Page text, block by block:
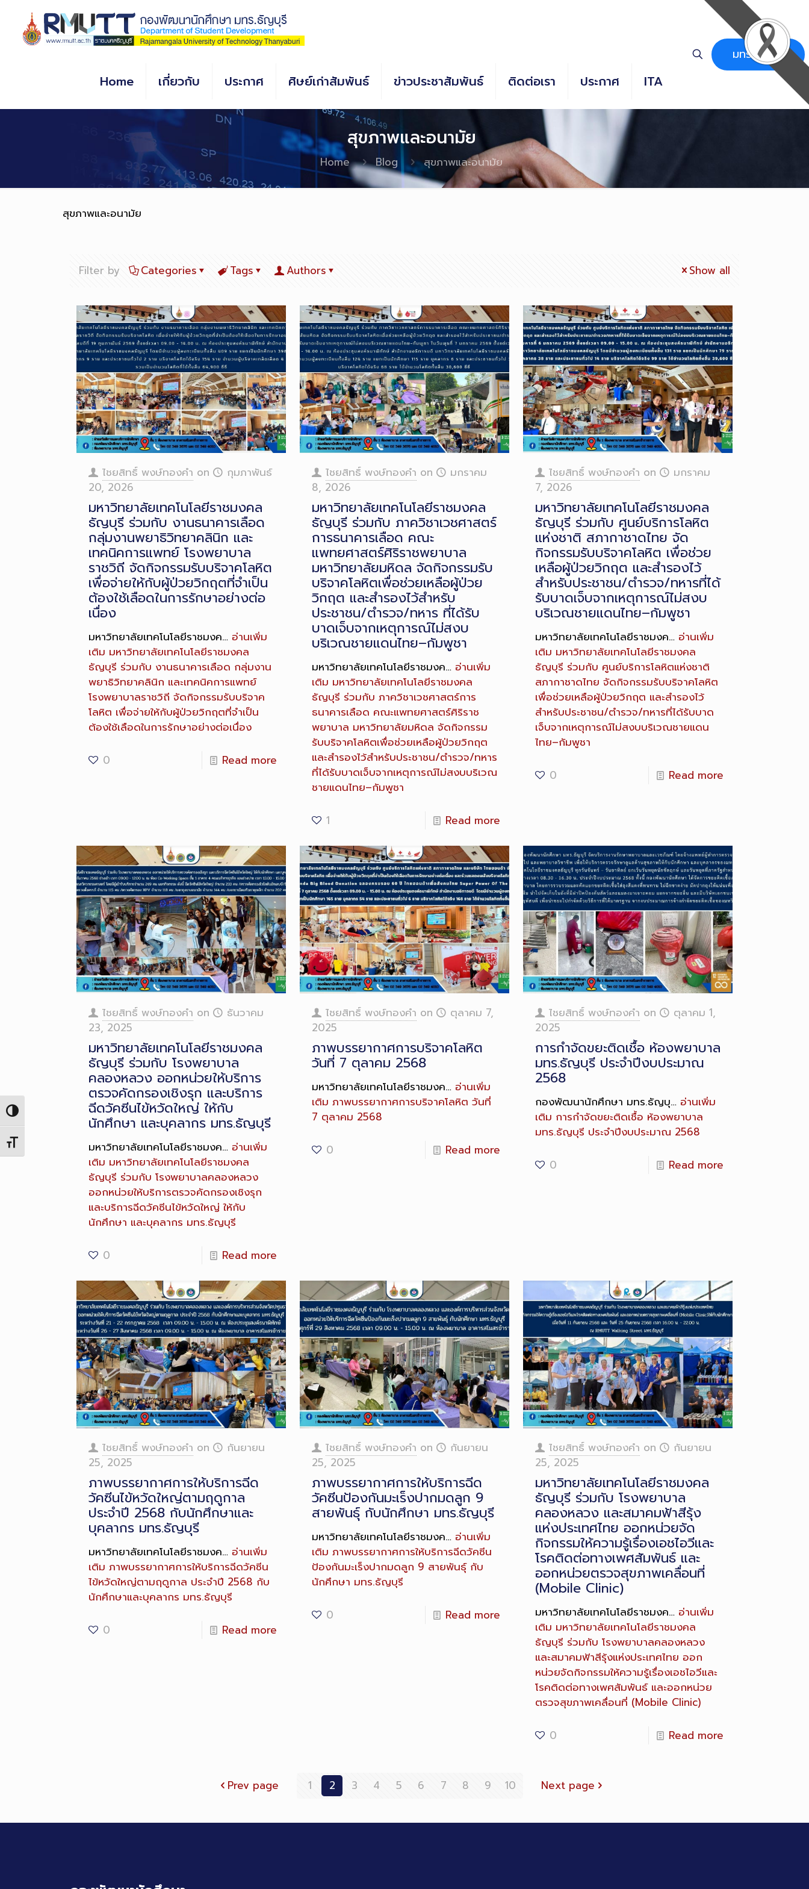
Content
Toggle High Contrast
Toggle Font size
Home เกี่ยวกับ ประกาศ ศิษย์เก่าสัมพันธ์ ข่าวประชาสัมพันธ์ ติดต่อเรา ประกาศ ITA
มทร.ธัญบุรี
สุขภาพและอนามัย
Home Blog สุขภาพและอนามัย
สุขภาพและอนามัย
Filter by Categories Tags Authors Show all
ไชยสิทธิ์ พงษ์ทองคำ on
กุมภาพันธ์
20, 2026
มหาวิทยาลัยเทคโนโลยีราชมงคล
ธัญบุรี ร่วมกับ งานธนาคารเลือด
กลุ่มงานพยาธิวิทยาคลินิก และ
เทคนิคการแพทย์ โรงพยาบาล
ราชวิถี จัดกิจกรรมรับบริจาคโลหิต
เพื่อจ่ายให้กับผู้ป่วยวิกฤตที่จำเป็น
ต้องใช้เลือดในการรักษาอย่างต่อ
เนื่อง
มหาวิทยาลัยเทคโนโลยีราชมงค… อ่านเพิ่ม
เติม มหาวิทยาลัยเทคโนโลยีราชมงคล
ธัญบุรี ร่วมกับ งานธนาคารเลือด กลุ่มงาน
พยาธิวิทยาคลินิก และเทคนิคการแพทย์
โรงพยาบาลราชวิถี จัดกิจกรรมรับบริจาค
โลหิต เพื่อจ่ายให้กับผู้ป่วยวิกฤตที่จำเป็น
ต้องใช้เลือดในการรักษาอย่างต่อเนื่อง
0 Read more
ไชยสิทธิ์ พงษ์ทองคำ on
มกราคม
8, 2026
มหาวิทยาลัยเทคโนโลยีราชมงคล
ธัญบุรี ร่วมกับ ภาควิชาเวชศาสตร์
การธนาคารเลือด คณะ
แพทยศาสตร์ศิริราชพยาบาล
มหาวิทยาลัยมหิดล จัดกิจกรรมรับ
บริจาคโลหิตเพื่อช่วยเหลือผู้ป่วย
วิกฤต และสำรองไว้สำหรับ
ประชาชน/ตำรวจ/ทหาร ที่ได้รับ
บาดเจ็บจากเหตุการณ์ไม่สงบ
บริเวณชายแดนไทย–กัมพูชา
มหาวิทยาลัยเทคโนโลยีราชมงค… อ่านเพิ่ม
เติม มหาวิทยาลัยเทคโนโลยีราชมงคล
ธัญบุรี ร่วมกับ ภาควิชาเวชศาสตร์การ
ธนาคารเลือด คณะแพทยศาสตร์ศิริราช
พยาบาล มหาวิทยาลัยมหิดล จัดกิจกรรม
รับบริจาคโลหิตเพื่อช่วยเหลือผู้ป่วยวิกฤต
และสำรองไว้สำหรับประชาชน/ตำรวจ/ทหาร
ที่ได้รับบาดเจ็บจากเหตุการณ์ไม่สงบบริเวณ
ชายแดนไทย–กัมพูชา
1 Read more
ไชยสิทธิ์ พงษ์ทองคำ on
มกราคม
7, 2026
มหาวิทยาลัยเทคโนโลยีราชมงคล
ธัญบุรี ร่วมกับ ศูนย์บริการโลหิต
แห่งชาติ สภากาชาดไทย จัด
กิจกรรมรับบริจาคโลหิต เพื่อช่วย
เหลือผู้ป่วยวิกฤต และสำรองไว้
สำหรับประชาชน/ตำรวจ/ทหารที่ได้
รับบาดเจ็บจากเหตุการณ์ไม่สงบ
บริเวณชายแดนไทย–กัมพูชา
มหาวิทยาลัยเทคโนโลยีราชมงค… อ่านเพิ่ม
เติม มหาวิทยาลัยเทคโนโลยีราชมงคล
ธัญบุรี ร่วมกับ ศูนย์บริการโลหิตแห่งชาติ
สภากาชาดไทย จัดกิจกรรมรับบริจาคโลหิต
เพื่อช่วยเหลือผู้ป่วยวิกฤต และสำรองไว้
สำหรับประชาชน/ตำรวจ/ทหารที่ได้รับบาด
เจ็บจากเหตุการณ์ไม่สงบบริเวณชายแดน
ไทย–กัมพูชา
0 Read more
ไชยสิทธิ์ พงษ์ทองคำ on
ธันวาคม
23, 2025
มหาวิทยาลัยเทคโนโลยีราชมงคล
ธัญบุรี ร่วมกับ โรงพยาบาล
คลองหลวง ออกหน่วยให้บริการ
ตรวจคัดกรองเชิงรุก และบริการ
ฉีดวัคซีนไข้หวัดใหญ่ ให้กับ
นักศึกษา และบุคลากร มทร.ธัญบุรี
มหาวิทยาลัยเทคโนโลยีราชมงค… อ่านเพิ่ม
เติม มหาวิทยาลัยเทคโนโลยีราชมงคล
ธัญบุรี ร่วมกับ โรงพยาบาลคลองหลวง
ออกหน่วยให้บริการตรวจคัดกรองเชิงรุก
และบริการฉีดวัคซีนไข้หวัดใหญ่ ให้กับ
นักศึกษา และบุคลากร มทร.ธัญบุรี
0 Read more
ไชยสิทธิ์ พงษ์ทองคำ on
ตุลาคม 7,
2025
ภาพบรรยากาศการบริจาคโลหิต
วันที่ 7 ตุลาคม 2568
มหาวิทยาลัยเทคโนโลยีราชมงค… อ่านเพิ่ม
เติม ภาพบรรยากาศการบริจาคโลหิต วันที่
7 ตุลาคม 2568
0 Read more
ไชยสิทธิ์ พงษ์ทองคำ on
ตุลาคม 1,
2025
การกำจัดขยะติดเชื้อ ห้องพยาบาล
มทร.ธัญบุรี ประจำปีงบประมาณ
2568
กองพัฒนานักศึกษา มทร.ธัญบุ… อ่านเพิ่ม
เติม การกำจัดขยะติดเชื้อ ห้องพยาบาล
มทร.ธัญบุรี ประจำปีงบประมาณ 2568
0 Read more
ไชยสิทธิ์ พงษ์ทองคำ on
กันยายน
25, 2025
ภาพบรรยากาศการให้บริการฉีด
วัคซีนไข้หวัดใหญ่ตามฤดูกาล
ประจำปี 2568 กับนักศึกษาและ
บุคลากร มทร.ธัญบุรี
มหาวิทยาลัยเทคโนโลยีราชมงค… อ่านเพิ่ม
เติม ภาพบรรยากาศการให้บริการฉีดวัคซีน
ไข้หวัดใหญ่ตามฤดูกาล ประจำปี 2568 กับ
นักศึกษาและบุคลากร มทร.ธัญบุรี
0 Read more
ไชยสิทธิ์ พงษ์ทองคำ on
กันยายน
25, 2025
ภาพบรรยากาศการให้บริการฉีด
วัคซีนป้องกันมะเร็งปากมดลูก 9
สายพันธุ์ กับนักศึกษา มทร.ธัญบุรี
มหาวิทยาลัยเทคโนโลยีราชมงค… อ่านเพิ่ม
เติม ภาพบรรยากาศการให้บริการฉีดวัคซีน
ป้องกันมะเร็งปากมดลูก 9 สายพันธุ์ กับ
นักศึกษา มทร.ธัญบุรี
0 Read more
ไชยสิทธิ์ พงษ์ทองคำ on
กันยายน
25, 2025
มหาวิทยาลัยเทคโนโลยีราชมงคล
ธัญบุรี ร่วมกับ โรงพยาบาล
คลองหลวง และสมาคมฟ้าสีรุ้ง
แห่งประเทศไทย ออกหน่วยจัด
กิจกรรมให้ความรู้เรื่องเอชไอวีและ
โรคติดต่อทางเพศสัมพันธ์ และ
ออกหน่วยตรวจสุขภาพเคลื่อนที่
(Mobile Clinic)
มหาวิทยาลัยเทคโนโลยีราชมงค… อ่านเพิ่ม
เติม มหาวิทยาลัยเทคโนโลยีราชมงคล
ธัญบุรี ร่วมกับ โรงพยาบาลคลองหลวง
และสมาคมฟ้าสีรุ้งแห่งประเทศไทย ออก
หน่วยจัดกิจกรรมให้ความรู้เรื่องเอชไอวีและ
โรคติดต่อทางเพศสัมพันธ์ และออกหน่วย
ตรวจสุขภาพเคลื่อนที่ (Mobile Clinic)
0 Read more
Prev page 1 2 3 4 5 6 7 8 9 10 Next page